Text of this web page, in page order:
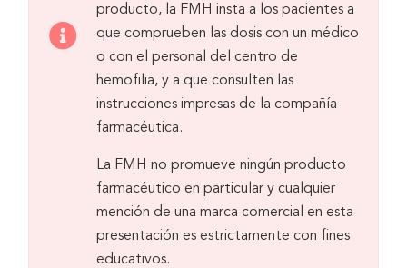
producto, la FMH insta a los pacientes a
que comprueben las dosis con un médico
o con el personal del centro de
hemofilia, y a que consulten las
instrucciones impresas de la compañía
farmacéutica.
La FMH no promueve ningún producto
farmacéutico en particular y cualquier
mención de una marca comercial en esta
presentación es estrictamente con fines
educativos.